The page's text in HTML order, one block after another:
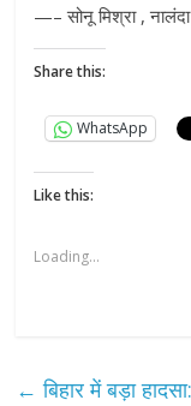
—– सोनू मिश्रा , नालंदा
Share this:
WhatsApp
Like this:
Loading...
← बिहार में बड़ा